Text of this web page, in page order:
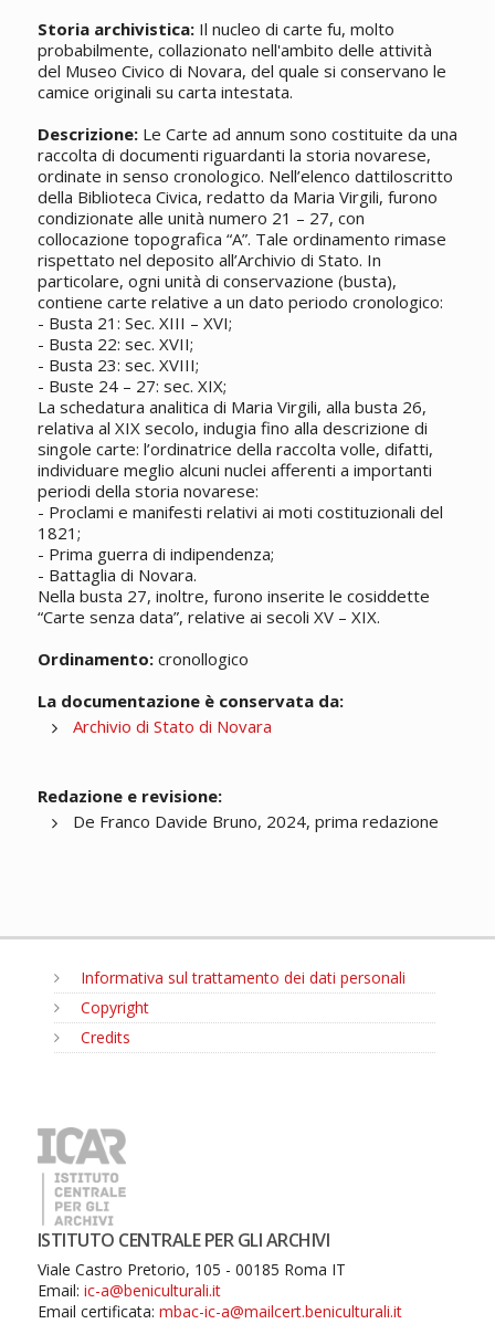
Storia archivistica:Il nucleo di carte fu, molto
probabilmente, collazionato nell'ambito delle attività
del Museo Civico di Novara, del quale si conservano le
camice originali su carta intestata.
Descrizione:Le Carte ad annum sono costituite da una
raccolta di documenti riguardanti la storia novarese,
ordinate in senso cronologico. Nell’elenco dattiloscritto
della Biblioteca Civica, redatto da Maria Virgili, furono
condizionate alle unità numero 21 – 27, con
collocazione topografica “A”. Tale ordinamento rimase
rispettato nel deposito all’Archivio di Stato. In
particolare, ogni unità di conservazione (busta),
contiene carte relative a un dato periodo cronologico:
- Busta 21: Sec. XIII – XVI;
- Busta 22: sec. XVII;
- Busta 23: sec. XVIII;
- Buste 24 – 27: sec. XIX;
La schedatura analitica di Maria Virgili, alla busta 26,
relativa al XIX secolo, indugia fino alla descrizione di
singole carte: l’ordinatrice della raccolta volle, difatti,
individuare meglio alcuni nuclei afferenti a importanti
periodi della storia novarese:
- Proclami e manifesti relativi ai moti costituzionali del
1821;
- Prima guerra di indipendenza;
- Battaglia di Novara.
Nella busta 27, inoltre, furono inserite le cosiddette
“Carte senza data”, relative ai secoli XV – XIX.
Ordinamento:cronollogico
La documentazione è conservata da:
Archivio di Stato di Novara
Redazione e revisione:
De Franco Davide Bruno, 2024, prima redazione
Informativa sul trattamento dei dati personali
Copyright
Credits
ISTITUTO CENTRALE PER GLI ARCHIVI
Viale Castro Pretorio, 105 - 00185 Roma IT
Email: ic-a@beniculturali.it
Email certificata: mbac-ic-a@mailcert.beniculturali.it